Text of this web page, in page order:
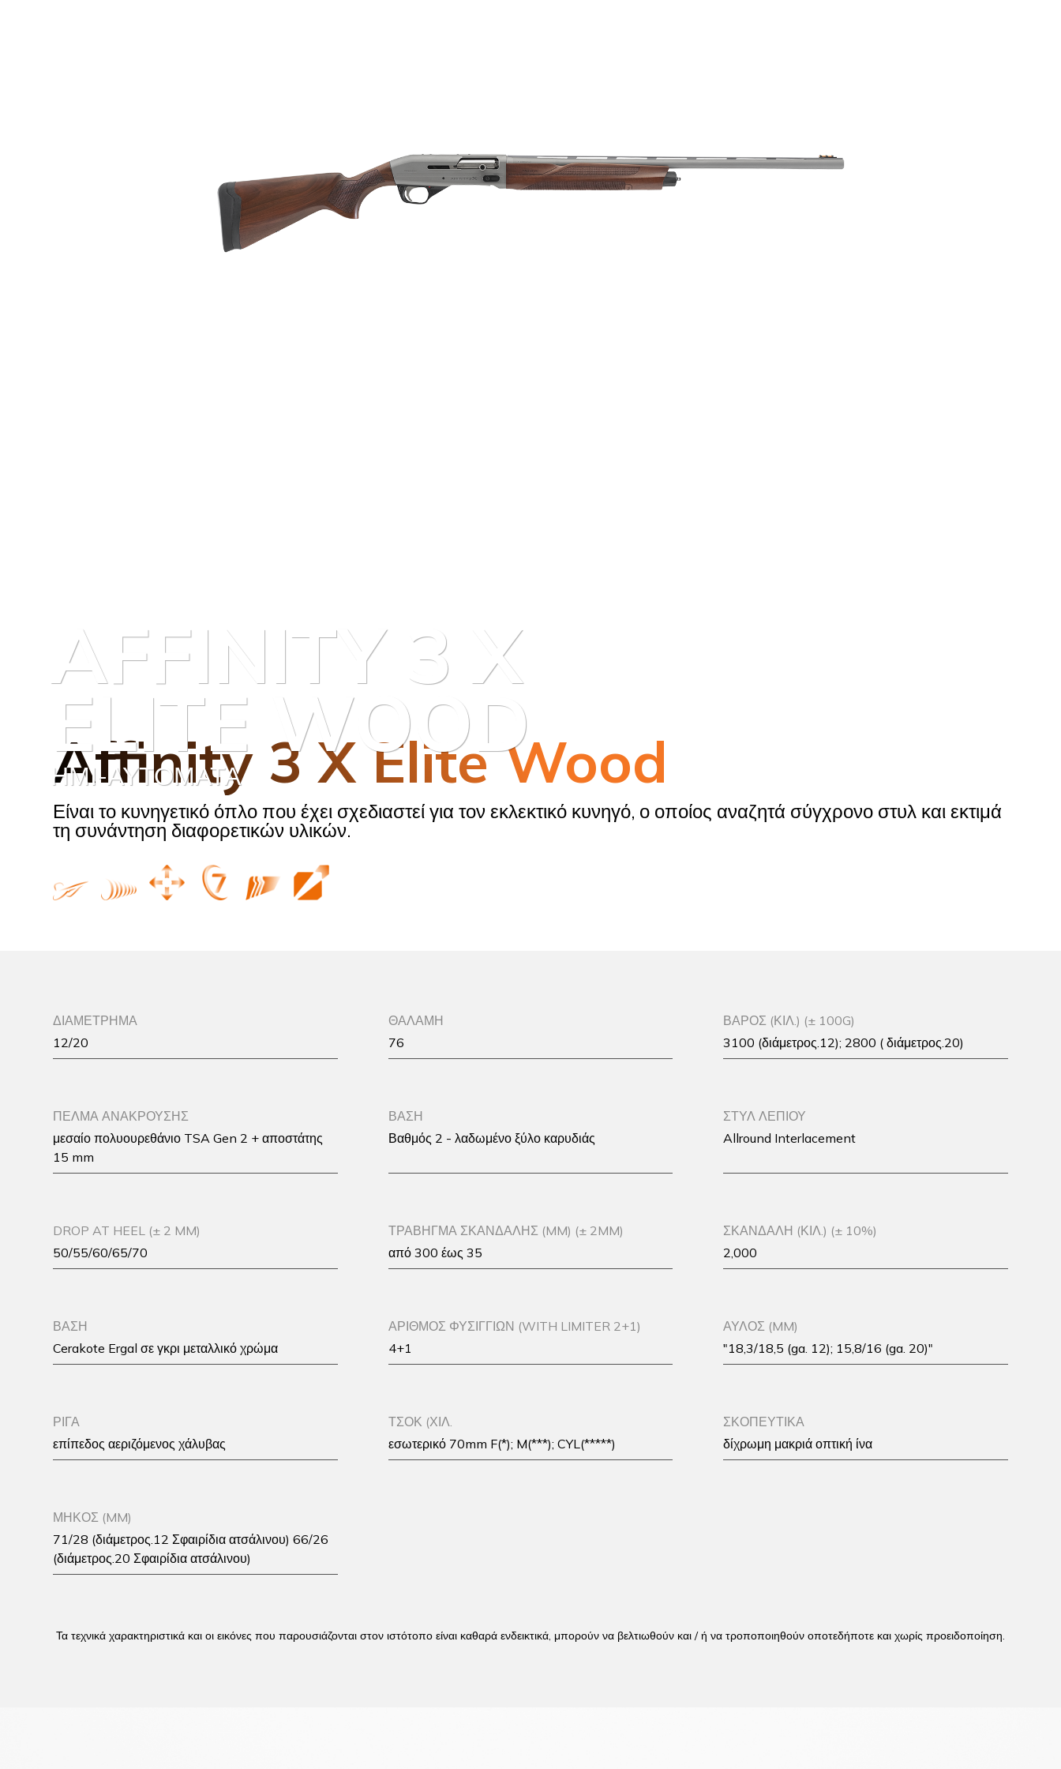
AFFINITY 3 X
ELITE WOOD
ΗΜΙ-ΑΥΤΌΜΑΤΑ
Affinity 3 X Elite Wood
Είναι το κυνηγετικό όπλο που έχει σχεδιαστεί για τον εκλεκτικό κυνηγό, ο οποίος αναζητά σύγχρονο στυλ και εκτιμά
τη συνάντηση διαφορετικών υλικών.
ΔΙΑΜΕΤΡΗΜΑ
12/20
ΘΑΛΑΜΗ
76
ΒΑΡΟΣ (ΚΙΛ.) (± 100G)
3100 (διάμετρος.12); 2800 ( διάμετρος.20)
ΠΕΛΜΑ ΑΝΑΚΡΟΥΣΗΣ
μεσαίο πολυουρεθάνιο TSA Gen 2 + αποστάτης
15 mm
ΒΑΣΗ
Βαθμός 2 - λαδωμένο ξύλο καρυδιάς
ΣΤΥΛ ΛΕΠΙΟΥ
Allround Interlacement
DROP AT HEEL (± 2 MM)
50/55/60/65/70
ΤΡΑΒΗΓΜΑ ΣΚΑΝΔΑΛΗΣ (MM) (± 2MM)
από 300 έως 35
ΣΚΑΝΔΑΛΗ (ΚΙΛ.) (± 10%)
2,000
ΒΑΣΗ
Cerakote Ergal σε γκρι μεταλλικό χρώμα
ΑΡΙΘΜΟΣ ΦΥΣΙΓΓΙΩΝ (WITH LIMITER 2+1)
4+1
ΑΥΛΟΣ (MM)
"18,3/18,5 (ga. 12); 15,8/16 (ga. 20)"
ΡΙΓΑ
επίπεδος αεριζόμενος χάλυβας
ΤΣΟΚ (ΧΙΛ.
εσωτερικό 70mm F(*); M(***); CYL(*****)
ΣΚΟΠΕΥΤΙΚΑ
δίχρωμη μακριά οπτική ίνα
ΜΗΚΟΣ (MM)
71/28 (διάμετρος.12 Σφαιρίδια ατσάλινου) 66/26
(διάμετρος.20 Σφαιρίδια ατσάλινου)
Τα τεχνικά χαρακτηριστικά και οι εικόνες που παρουσιάζονται στον ιστότοπο είναι καθαρά ενδεικτικά, μπορούν να βελτιωθούν και / ή να τροποποιηθούν οποτεδήποτε και χωρίς προειδοποίηση.